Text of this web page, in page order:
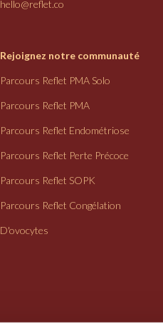
hello@reflet.co
Rejoignez notre communauté
Parcours Reflet PMA Solo
Parcours Reflet PMA
Parcours Reflet Endométriose
Parcours Reflet Perte Précoce
Parcours Reflet SOPK
Parcours Reflet Congélation
D'ovocytes